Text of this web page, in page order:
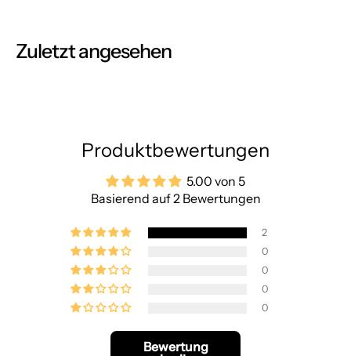
Zuletzt angesehen
Produktbewertungen
5.00 von 5
Basierend auf 2 Bewertungen
2
0
0
0
0
Bewertung